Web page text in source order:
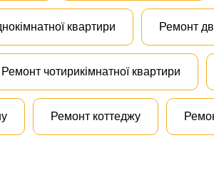
квартири Ремонт
Ремонт чотирикімнатної квартири
Ремонт коттеджу